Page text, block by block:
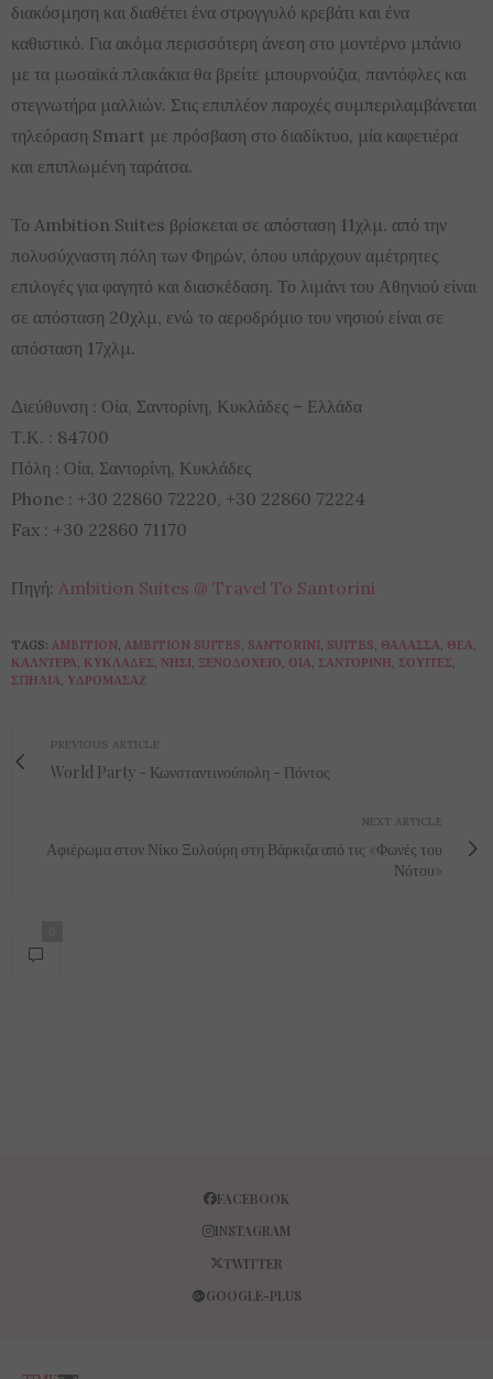
διακόσμηση και διαθέτει ένα στρογγυλό κρεβάτι και ένα
καθιστικό. Για ακόμα περισσότερη άνεση στο μοντέρνο μπάνιο
με τα μωσαϊκά πλακάκια θα βρείτε μπουρνούζια, παντόφλες και
στεγνωτήρα μαλλιών. Στις επιπλέον παροχές συμπεριλαμβάνεται
τηλεόραση Smart με πρόσβαση στο διαδίκτυο, μία καφετιέρα
και επιπλωμένη ταράτσα.
Το Ambition Suites βρίσκεται σε απόσταση 11χλμ. από την
πολυσύχναστη πόλη των Φηρών, όπου υπάρχουν αμέτρητες
επιλογές για φαγητό και διασκέδαση. Το λιμάνι του Αθηνιού είναι
σε απόσταση 20χλμ, ενώ το αεροδρόμιο του νησιού είναι σε
απόσταση 17χλμ.
Διεύθυνση : Οία, Σαντορίνη, Κυκλάδες – Ελλάδα
Τ.Κ. : 84700
Πόλη : Οία, Σαντορίνη, Κυκλάδες
Phone : +30 22860 72220, +30 22860 72224
Fax : +30 22860 71170
Πηγή: Ambition Suites @ Travel To Santorini
TAGS: AMBITION, AMBITION SUITES, SANTORINI, SUITES, ΘΆΛΑΣΣΑ, ΘΈΑ,
ΚΑΛΝΤΈΡΑ, ΚΥΚΛΆΔΕΣ, ΝΗΣΊ, ΞΕΝΟΔΟΧΕΊΟ, ΟΊΑ, ΣΑΝΤΟΡΊΝΗ, ΣΟΥΊΤΕΣ,
ΣΠΗΛΙΆ, ΥΔΡΟΜΑΣΆΖ
PREVIOUS ARTICLE
World Party - Κωνσταντινούπολη - Πόντος
NEXT ARTICLE
Αφιέρωμα στον Νίκο Ξυλούρη στη Βάρκιζα από τις «Φωνές του
Νότου»
FACEBOOK
INSTAGRAM
TWITTER
GOOGLE-PLUS